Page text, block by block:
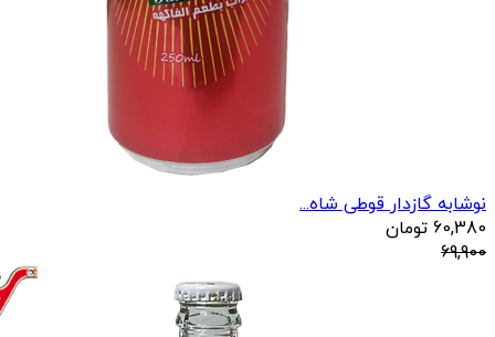
نوشابه گازدار قوطی شاه...
60,380 تومان
69,900